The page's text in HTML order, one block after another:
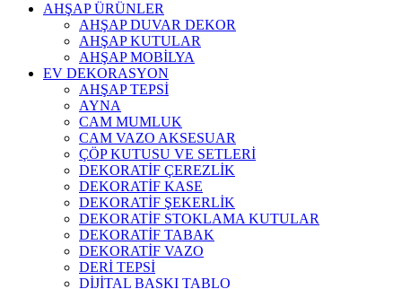
AHŞAP ÜRÜNLER
AHŞAP DUVAR DEKOR
AHŞAP KUTULAR
AHŞAP MOBİLYA
EV DEKORASYON
AHŞAP TEPSİ
AYNA
CAM MUMLUK
CAM VAZO AKSESUAR
ÇÖP KUTUSU VE SETLERİ
DEKORATİF ÇEREZLİK
DEKORATİF KASE
DEKORATİF ŞEKERLİK
DEKORATİF STOKLAMA KUTULAR
DEKORATİF TABAK
DEKORATİF VAZO
DERİ TEPSİ
DİJİTAL BASKI TABLO